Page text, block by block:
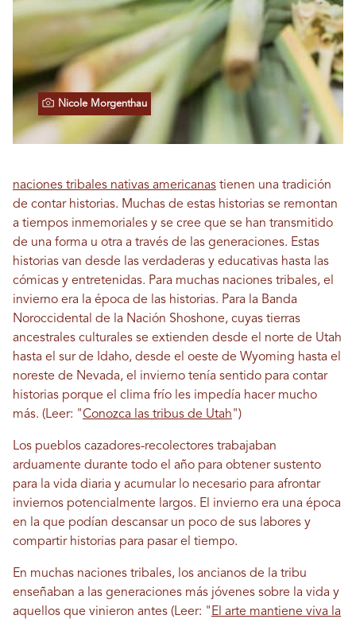
Nicole Morgenthau
naciones tribales nativas americanas tienen una tradición
de contar historias. Muchas de estas historias se remontan
a tiempos inmemoriales y se cree que se han transmitido
de una forma u otra a través de las generaciones. Estas
historias van desde las verdaderas y educativas hasta las
cómicas y entretenidas. Para muchas naciones tribales, el
invierno era la época de las historias. Para la Banda
Noroccidental de la Nación Shoshone, cuyas tierras
ancestrales culturales se extienden desde el norte de Utah
hasta el sur de Idaho, desde el oeste de Wyoming hasta el
noreste de Nevada, el invierno tenía sentido para contar
historias porque el clima frío les impedía hacer mucho
más. (Leer: "Conozca las tribus de Utah")
Los pueblos cazadores-recolectores trabajaban
arduamente durante todo el año para obtener sustento
para la vida diaria y acumular lo necesario para afrontar
inviernos potencialmente largos. El invierno era una época
en la que podían descansar un poco de sus labores y
compartir historias para pasar el tiempo.
En muchas naciones tribales, los ancianos de la tribu
enseñaban a las generaciones más jóvenes sobre la vida y
aquellos que vinieron antes (Leer: " El arte mantiene viva la